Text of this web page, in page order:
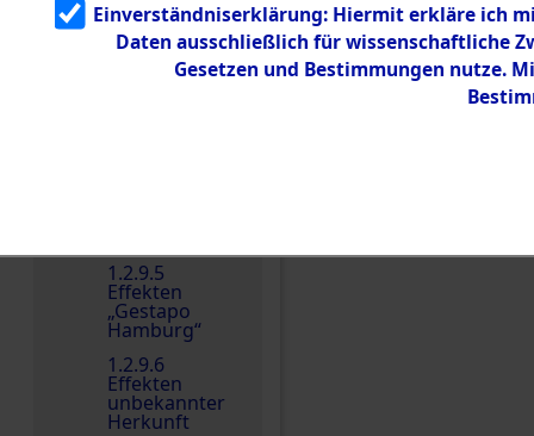
Landesentsch
ädigungsamt
1.2.9.5
Effekten
„Gestapo
Hamburg“
1.2.9.6
Effekten
unbekannter
Herkunft
Einverständniserklärung: Hiermit erkläre ich
Daten ausschließlich für wissenschaftliche
Gesetzen und Bestimmungen nutze.